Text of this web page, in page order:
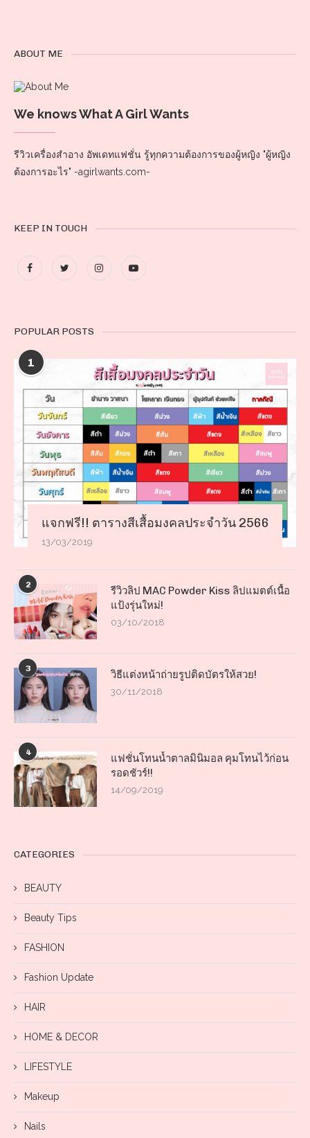
ABOUT ME
We knows What A Girl Wants
รีวิวเครื่องสำอาง อัพเดทแฟชั่น รู้ทุกความต้องการของผู้หญิง "ผู้หญิง
ต้องการอะไร" -agirlwants.com-
KEEP IN TOUCH
POPULAR POSTS
1
แจกฟรี!! ตารางสีเสื้อมงคลประจำวัน 2566
13/03/2019
2
รีวิวลิป MAC Powder Kiss ลิปแมตต์เนื้อ
แป้งรุ่นใหม่!
03/10/2018
3 วิธีแต่งหน้าถ่ายรูปติดบัตรให้สวย!
30/11/2018
4
แฟชั่นโทนน้ำตาลมินิมอล คุมโทนไว้ก่อน
รอดชัวร์!!
14/09/2019
CATEGORIES
BEAUTY
Beauty Tips
FASHION
Fashion Update
HAIR
HOME & DECOR
LIFESTYLE
Makeup
Nails